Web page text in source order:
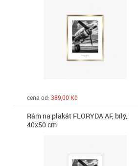
cena od: 389,00 Kč
Rám na plakát FLORYDA AF, bílý,
40x50 cm